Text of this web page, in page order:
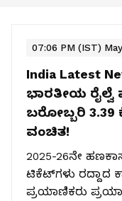
07:06 PM (IST)
India Latest
ಭಾರತೀಯ
ಬರೋಬ್ಬರಿ
ವಂಚಿತ!
2025-26ನೇ
ಟಿಕೆಟ್‌ಗಳು ರದ್ದಾದ
ಪ್ರಯಾಣಿಕರು